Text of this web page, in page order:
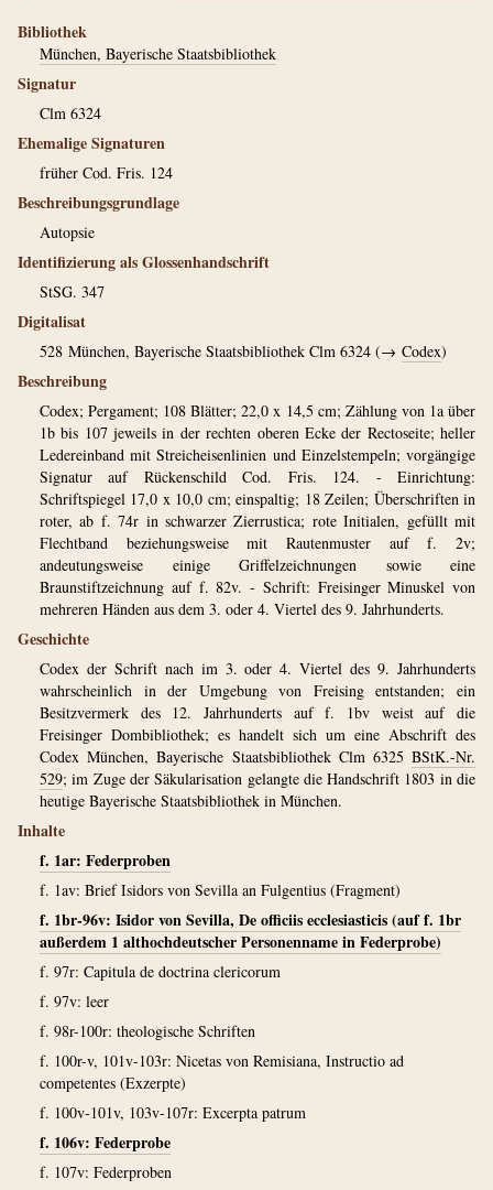
Bibliothek
München, Bayerische Staatsbibliothek
Signatur
Clm 6324
Ehemalige Signaturen
früher Cod. Fris. 124
Beschreibungsgrundlage
Autopsie
Identifizierung als Glossenhandschrift
StSG. 347
Digitalisat
528 München, Bayerische Staatsbibliothek Clm 6324 (→ Codex)
Beschreibung
Codex; Pergament; 108 Blätter; 22,0 x 14,5 cm; Zählung von 1a über
1b bis 107 jeweils in der rechten oberen Ecke der Rectoseite; heller
Ledereinband mit Streicheisenlinien und Einzelstempeln; vorgängige
Signatur auf Rückenschild Cod. Fris. 124. - Einrichtung:
Schriftspiegel 17,0 x 10,0 cm; einspaltig; 18 Zeilen; Überschriften in
roter, ab f. 74r in schwarzer Zierrustica; rote Initialen, gefüllt mit
Flechtband beziehungsweise mit Rautenmuster auf f. 2v;
andeutungsweise einige Griffelzeichnungen sowie eine
Braunstiftzeichnung auf f. 82v. - Schrift: Freisinger Minuskel von
mehreren Händen aus dem 3. oder 4. Viertel des 9. Jahrhunderts.
Geschichte
Codex der Schrift nach im 3. oder 4. Viertel des 9. Jahrhunderts
wahrscheinlich in der Umgebung von Freising entstanden; ein
Besitzvermerk des 12. Jahrhunderts auf f. 1bv weist auf die
Freisinger Dombibliothek; es handelt sich um eine Abschrift des
Codex München, Bayerische Staatsbibliothek Clm 6325 BStK.-Nr.
529; im Zuge der Säkularisation gelangte die Handschrift 1803 in die
heutige Bayerische Staatsbibliothek in München.
Inhalte
f. 1ar: Federproben
f. 1av: Brief Isidors von Sevilla an Fulgentius (Fragment)
f. 1br-96v: Isidor von Sevilla, De officiis ecclesiasticis (auf f. 1br
außerdem 1 althochdeutscher Personenname in Federprobe)
f. 97r: Capitula de doctrina clericorum
f. 97v: leer
f. 98r-100r: theologische Schriften
f. 100r-v, 101v-103r: Nicetas von Remisiana, Instructio ad
competentes (Exzerpte)
f. 100v-101v, 103v-107r: Excerpta patrum
f. 106v: Federprobe
f. 107v: Federproben